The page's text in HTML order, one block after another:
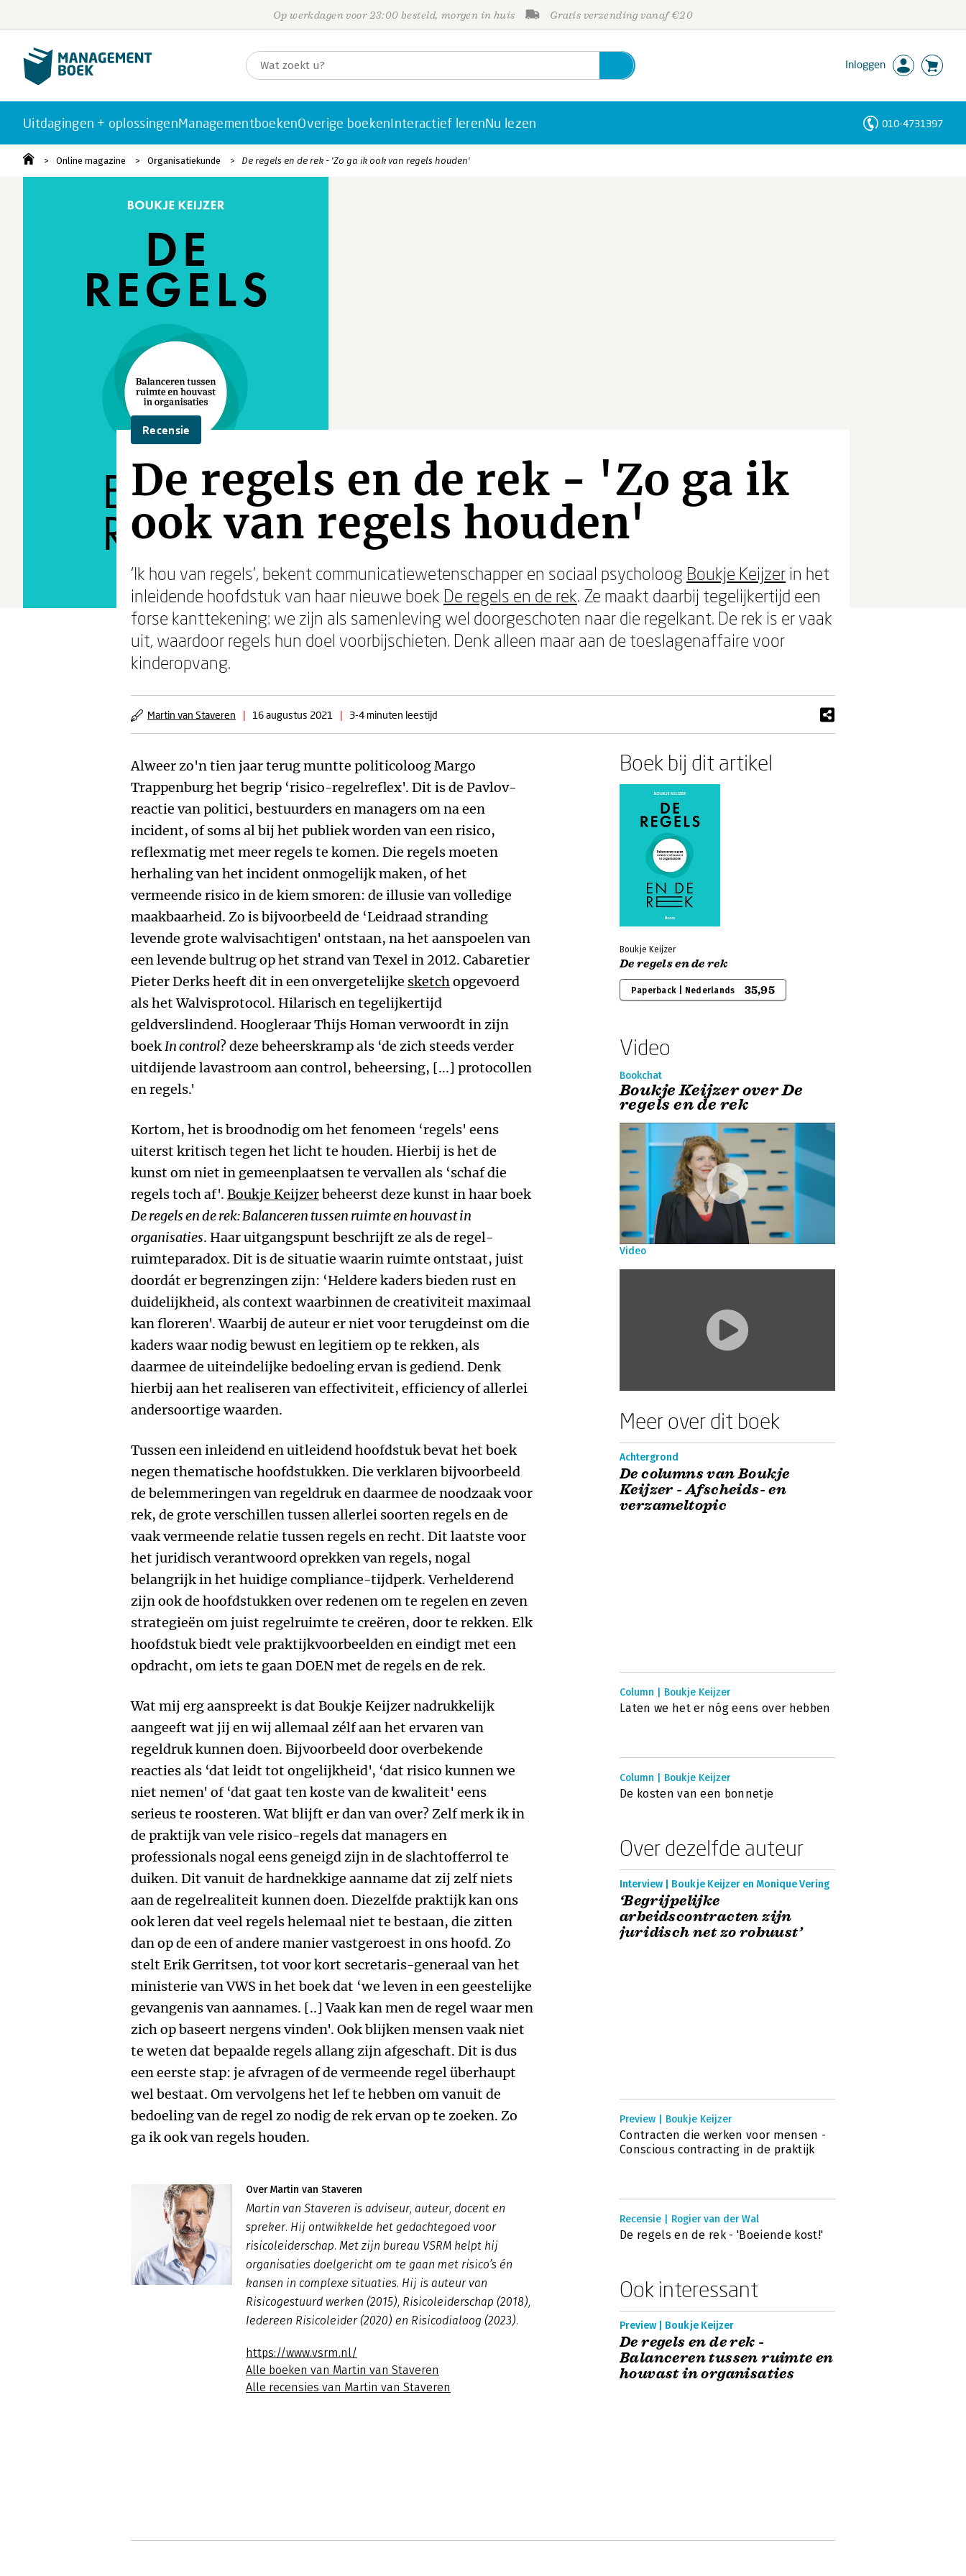
Op werkdagen voor 23:00 besteld, morgen in huis Gratis verzending vanaf €20
Inloggen
Uitdagingen + oplossingenManagementboekenOverige boekenInteractief lerenNu lezen 010-4731397
Online magazine Organisatiekunde De regels en de rek - 'Zo ga ik ook van regels houden'
Recensie
De regels en de rek - 'Zo ga ik
ook van regels houden'
‘Ik hou van regels', bekent communicatiewetenschapper en sociaal psycholoog Boukje Keijzer in het
inleidende hoofdstuk van haar nieuwe boek De regels en de rek. Ze maakt daarbij tegelijkertijd een
forse kanttekening: we zijn als samenleving wel doorgeschoten naar die regelkant. De rek is er vaak
uit, waardoor regels hun doel voorbijschieten. Denk alleen maar aan de toeslagenaffaire voor
kinderopvang.
Martin van Staveren | 16 augustus 2021 | 3-4 minuten leestijd
Alweer zo'n tien jaar terug muntte politicoloog Margo
Trappenburg het begrip ‘risico-regelreflex'. Dit is de Pavlov-
reactie van politici, bestuurders en managers om na een
incident, of soms al bij het publiek worden van een risico,
reflexmatig met meer regels te komen. Die regels moeten
herhaling van het incident onmogelijk maken, of het
vermeende risico in de kiem smoren: de illusie van volledige
maakbaarheid. Zo is bijvoorbeeld de ‘Leidraad stranding
levende grote walvisachtigen' ontstaan, na het aanspoelen van
een levende bultrug op het strand van Texel in 2012. Cabaretier
Pieter Derks heeft dit in een onvergetelijke sketchopgevoerd
als het Walvisprotocol. Hilarisch en tegelijkertijd
geldverslindend. Hoogleraar Thijs Homan verwoordt in zijn
boekIn control? deze beheerskramp als ‘de zich steeds verder
uitdijende lavastroom aan control, beheersing, [...] protocollen
en regels.'
Kortom, het is broodnodig om het fenomeen ‘regels' eens
uiterst kritisch tegen het licht te houden. Hierbij is het de
kunst om niet in gemeenplaatsen te vervallen als ‘schaf die
regels toch af'. Boukje Keijzerbeheerst deze kunst in haar boek
De regels en de rek: Balanceren tussen ruimte en houvast in
organisaties. Haar uitgangspunt beschrijft ze als de regel-
ruimteparadox. Dit is de situatie waarin ruimte ontstaat, juist
doordát er begrenzingen zijn: ‘Heldere kaders bieden rust en
duidelijkheid, als context waarbinnen de creativiteit maximaal
kan floreren'. Waarbij de auteur er niet voor terugdeinst om die
kaders waar nodig bewust en legitiem op te rekken, als
daarmee de uiteindelijke bedoeling ervan is gediend. Denk
hierbij aan het realiseren van effectiviteit, efficiency of allerlei
andersoortige waarden.
Tussen een inleidend en uitleidend hoofdstuk bevat het boek
negen thematische hoofdstukken. Die verklaren bijvoorbeeld
de belemmeringen van regeldruk en daarmee de noodzaak voor
rek, de grote verschillen tussen allerlei soorten regels en de
vaak vermeende relatie tussen regels en recht. Dit laatste voor
het juridisch verantwoord oprekken van regels, nogal
belangrijk in het huidige compliance-tijdperk. Verhelderend
zijn ook de hoofdstukken over redenen om te regelen en zeven
strategieën om juist regelruimte te creëren, door te rekken. Elk
hoofdstuk biedt vele praktijkvoorbeelden en eindigt met een
opdracht, om iets te gaan DOEN met de regels en de rek.
Wat mij erg aanspreekt is dat Boukje Keijzer nadrukkelijk
aangeeft wat jij en wij allemaal zélf aan het ervaren van
regeldruk kunnen doen. Bijvoorbeeld door overbekende
reacties als ‘dat leidt tot ongelijkheid', ‘dat risico kunnen we
niet nemen' of ‘dat gaat ten koste van de kwaliteit' eens
serieus te roosteren. Wat blijft er dan van over? Zelf merk ik in
de praktijk van vele risico-regels dat managers en
professionals nogal eens geneigd zijn in de slachtofferrol te
duiken. Dit vanuit de hardnekkige aanname dat zij zelf niets
aan de regelrealiteit kunnen doen. Diezelfde praktijk kan ons
ook leren dat veel regels helemaal niet te bestaan, die zitten
dan op de een of andere manier vastgeroest in ons hoofd. Zo
stelt Erik Gerritsen, tot voor kort secretaris-generaal van het
ministerie van VWS in het boek dat ‘we leven in een geestelijke
gevangenis van aannames. [..] Vaak kan men de regel waar men
zich op baseert nergens vinden'. Ook blijken mensen vaak niet
te weten dat bepaalde regels allang zijn afgeschaft. Dit is dus
een eerste stap: je afvragen of de vermeende regel überhaupt
wel bestaat. Om vervolgens het lef te hebben om vanuit de
bedoeling van de regel zo nodig de rek ervan op te zoeken. Zo
ga ik ook van regels houden.
Over Martin van Staveren
Martin van Staveren is adviseur, auteur, docent en
spreker. Hij ontwikkelde het gedachtegoed voor
risicoleiderschap. Met zijn bureau VSRM helpt hij
organisaties doelgericht om te gaan met risico’s én
kansen in complexe situaties. Hij is auteur van
Risicogestuurd werken (2015), Risicoleiderschap (2018),
Iedereen Risicoleider (2020) en Risicodialoog (2023).
https://www.vsrm.nl/
Alle boeken van Martin van Staveren
Alle recensies van Martin van Staveren
Boek bij dit artikel
Boukje Keijzer
De regels en de rek
Paperback | Nederlands 35,95
Video
Bookchat
Boukje Keijzer over De
regels en de rek
Video
Meer over dit boek
Achtergrond
De columns van Boukje
Keijzer - Afscheids- en
verzameltopic
Column | Boukje Keijzer
Laten we het er nóg eens over hebben
Column | Boukje Keijzer
De kosten van een bonnetje
Over dezelfde auteur
Interview | Boukje Keijzer en Monique Vering
‘Begrijpelijke
arbeidscontracten zijn
juridisch net zo robuust’
Preview | Boukje Keijzer
Contracten die werken voor mensen -
Conscious contracting in de praktijk
Recensie | Rogier van der Wal
De regels en de rek - 'Boeiende kost!'
Ook interessant
Preview | Boukje Keijzer
De regels en de rek -
Balanceren tussen ruimte en
houvast in organisaties
Personen